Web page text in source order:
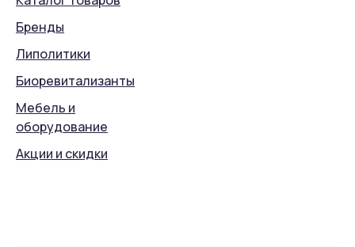
Бренды
Липолитики
Биоревитализанты
Мебель и
оборудование
Акции и скидки